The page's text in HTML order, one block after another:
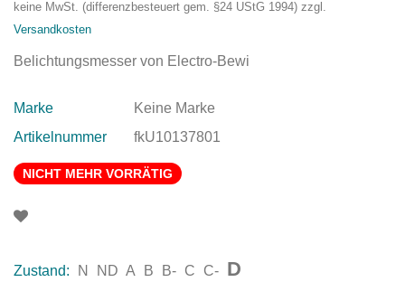
keine MwSt. (differenzbesteuert gem. §24 UStG 1994) zzgl.
Versandkosten
Belichtungsmesser von Electro-Bewi
Marke
Keine Marke
Artikelnummer
fkU10137801
NICHT MEHR VORRÄTIG
Zustand: N ND A B B- C C- D